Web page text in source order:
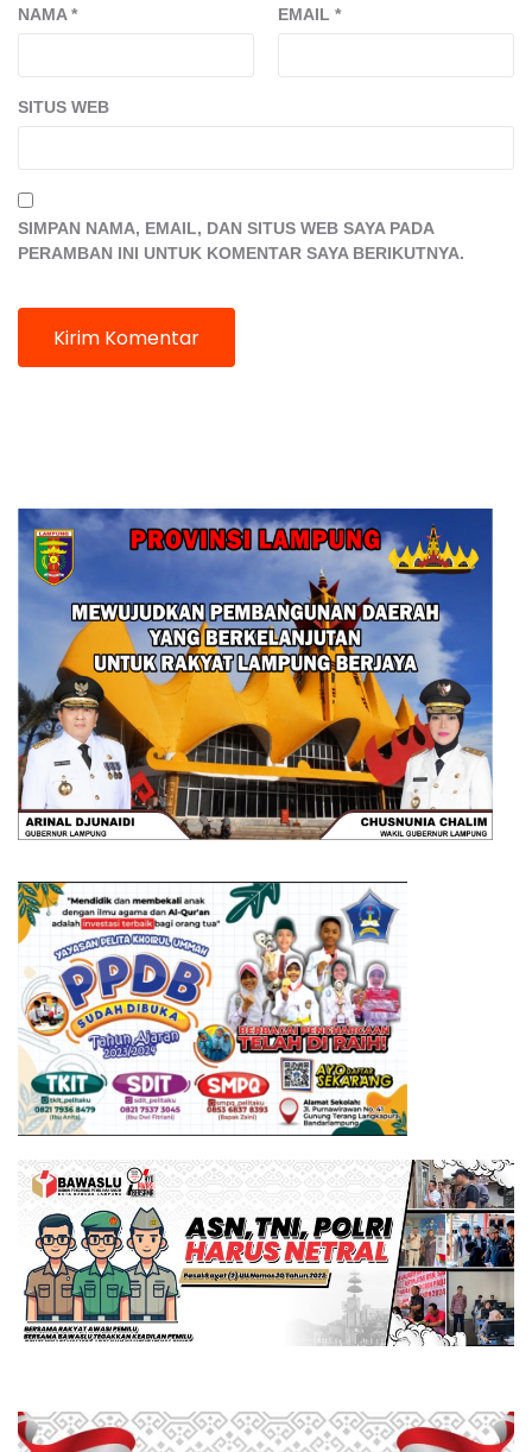
NAMA* EMAIL *
SITUS WEB
SIMPAN NAMA, EMAIL, DAN SITUS WEB SAYA PADA
PERAMBAN INI UNTUK KOMENTAR SAYA BERIKUTNYA.